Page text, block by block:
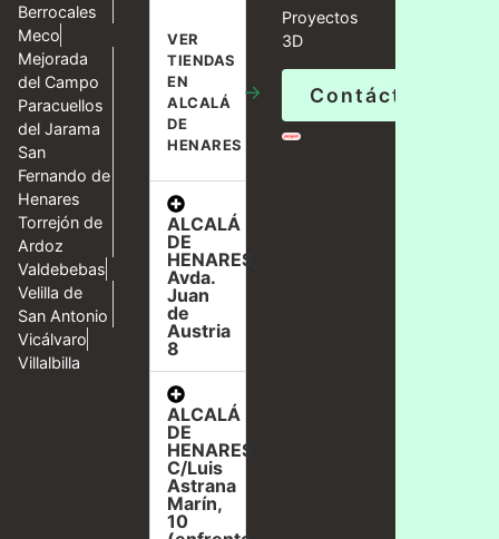
Berrocales
Meco
Mejorada
del Campo
Paracuellos
del Jarama
San
Fernando de
Henares
Torrejón de
Ardoz
Valdebebas
Velilla de
San Antonio
Vicálvaro
Villalbilla
VER
TIENDAS
EN
ALCALÁ
DE
HENARES
→
ALCALÁ
DE
HENARES,
Avda.
Juan
de
Austria
8
ALCALÁ
DE
HENARES,
C/Luis
Astrana
Marín,
10
Proyectos
3D
Contáctanos